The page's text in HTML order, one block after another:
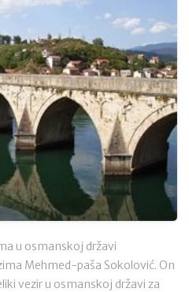
u osmanskoj državi
Mehmed-paša Sokolović. On
vezir u osmanskoj državi za